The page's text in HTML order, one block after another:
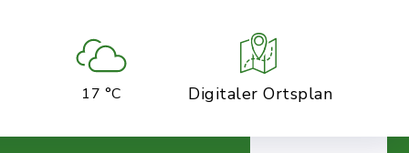
17 °C Digitaler Ortsplan